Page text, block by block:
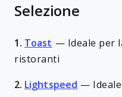
Selezione
1. Toast — Ideale per
ristoranti
2. Lightspeed —